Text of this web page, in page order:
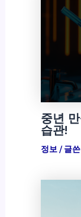
중년
습관!
정보/ 글